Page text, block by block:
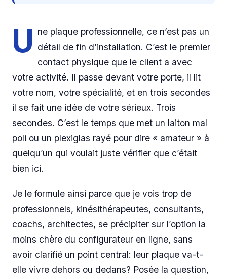
U ne plaque professionnelle, ce n’est pas un
détail de fin d’installation. C’est le premier
contact physique que le client a avec
votre activité. Il passe devant votre porte, il lit
votre nom, votre spécialité, et en trois secondes
il se fait une idée de votre sérieux. Trois
secondes. C’est le temps que met un laiton mal
poli ou un plexiglas rayé pour dire « amateur » à
quelqu’un qui voulait juste vérifier que c’était
bien ici.
Je le formule ainsi parce que je vois trop de
professionnels, kinésithérapeutes, consultants,
coachs, architectes, se précipiter sur l’option la
moins chère du configurateur en ligne, sans
avoir clarifié un point central: leur plaque va-t-
elle vivre dehors ou dedans? Posée la question,